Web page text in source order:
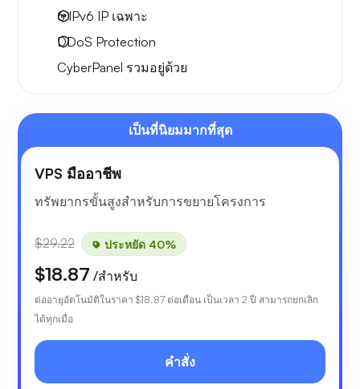
6 IPv6 IP เฉพาะ
DDoS Protection
CyberPanel รวมอยู่ด้วย
เป็นที่นิยมมากที่สุด
VPS มืออาชีพ
ทรัพยากรขั้นสูงสำหรับการขยายโครงการ
$29.22 ประหยัด 40%
$18.87 /สำหรับ
ต่ออายุอัตโนมัติในราคา $18.87 ต่อเดือน เป็นเวลา 2 ปี สามารถยกเลิก
ได้ทุกเมื่อ
คำสั่ง